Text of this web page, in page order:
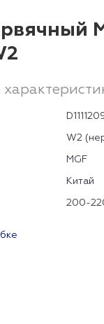
W2
MGF
Китай
200-